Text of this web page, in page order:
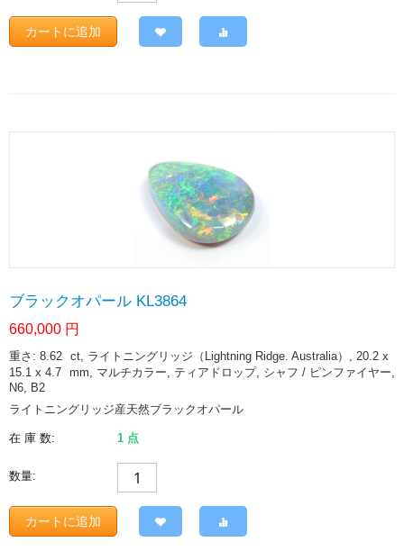
カートに追加
ブラックオパール KL3864
660,000 円
重さ: 8.62 ct, ライトニングリッジ（Lightning Ridge. Australia）, 20.2 x
15.1 x 4.7 mm, マルチカラー, ティアドロップ, シャフ / ピンファイヤー,
N6, B2
ライトニングリッジ産天然ブラックオパール
在 庫 数: 1 点
数量:
カートに追加